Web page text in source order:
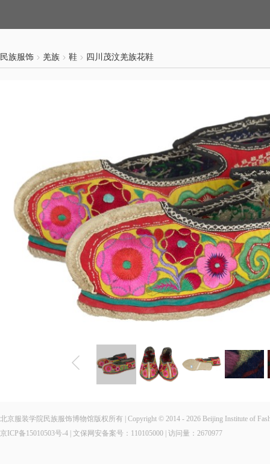
民族服饰 羌族 鞋 四川茂汶羌族花鞋
北京服装学院民族服饰博物馆版权所有 | Copyright © 2014 - 2026 Beijing Institute of
京ICP备15010503号-4 | 文保网安备案号：110105000 | 访问量： 2670977